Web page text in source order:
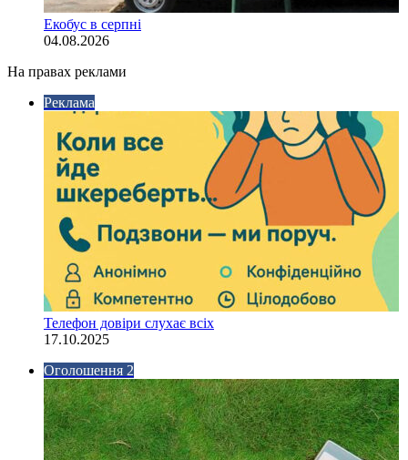
Екобус в серпні
04.08.2026
На правах реклами
Реклама
Телефон довіри слухає всіх
17.10.2025
Оголошення 2